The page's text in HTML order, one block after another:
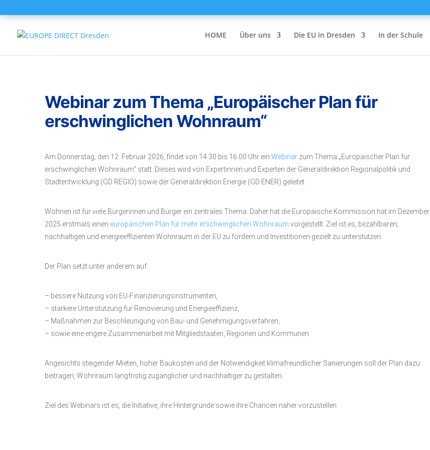
HOME Über uns Die EU in Dresden In der Schule
Webinar zum Thema „Europäischer Plan für
erschwinglichen Wohnraum“
Am Donnerstag, den 12. Februar 2026, findet von 14:30 bis 16:00 Uhr ein Webinar zum Thema „Europäischer Plan für
erschwinglichen Wohnraum“ statt. Dieses wird von Expertinnen und Experten der Generaldirektion Regionalpolitik und
Stadtentwicklung (GD REGIO) sowie der Generaldirektion Energie (GD ENER) geleitet.
Wohnen ist für viele Bürgerinnen und Bürger ein zentrales Thema. Daher hat die Europäische Kommission hat im Dezember
2025 erstmals einen europäischen Plan für mehr erschwinglichen Wohnraum vorgestellt. Ziel ist es, bezahlbaren,
nachhaltigen und energieeffizienten Wohnraum in der EU zu fördern und Investitionen gezielt zu unterstützen.
Der Plan setzt unter anderem auf:
– bessere Nutzung von EU-Finanzierungsinstrumenten,
– stärkere Unterstützung für Renovierung und Energieeffizienz,
– Maßnahmen zur Beschleunigung von Bau- und Genehmigungsverfahren,
– sowie eine engere Zusammenarbeit mit Mitgliedstaaten, Regionen und Kommunen.
Angesichts steigender Mieten, hoher Baukosten und der Notwendigkeit klimafreundlicher Sanierungen soll der Plan dazu
beitragen, Wohnraum langfristig zugänglicher und nachhaltiger zu gestalten.
Ziel des Webinars ist es, die Initiative, ihre Hintergründe sowie ihre Chancen näher vorzustellen.